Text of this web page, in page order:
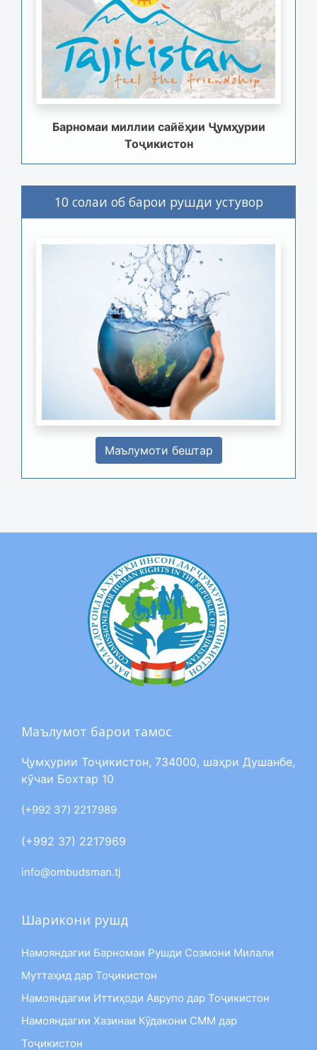
Барномаи миллии сайёҳии Ҷумҳурии
Тоҷикистон
10 солаи об барои рушди устувор
Маълумоти бештар
Маълумот барои тамос
Ҷумҳурии Тоҷикистон, 734000, шаҳри Душанбе,
кӯчаи Бохтар 10
(+992 37) 2217989
(+992 37) 2217969
info@ombudsman.tj
Шарикони рушд
Намояндагии Барномаи Рушди Созмони Милали
Муттаҳид дар Тоҷикистон
Намояндагии Иттиҳоди Аврупо дар Тоҷикистон
Намояндагии Хазинаи Кӯдакони СММ дар
Тоҷикистон